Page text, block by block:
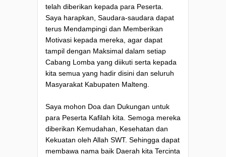
telah diberikan kepada para Peserta.
Saya harapkan, Saudara-saudara dapat
terus Mendampingi dan Memberikan
Motivasi kepada mereka, agar dapat
tampil dengan Maksimal dalam setiap
Cabang Lomba yang diikuti serta kepada
kita semua yang hadir disini dan seluruh
Masyarakat Kabupaten Malteng.
Saya mohon Doa dan Dukungan untuk
para Peserta Kafilah kita. Semoga mereka
diberikan Kemudahan, Kesehatan dan
Kekuatan oleh Allah SWT. Sehingga dapat
membawa nama baik Daerah kita Tercinta